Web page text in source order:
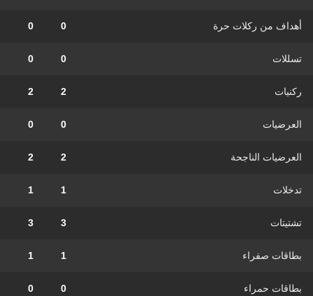
أهداف من ركلات حرة 0
0
تسللات 0
0
ركنيات 2
2
العرضيات 0
0
العرضيات الناجحة 2
2
تدخلات 1
1
تشتيتات 3
3
بطاقات صفراء 1
1
بطاقات حمراء 0
0